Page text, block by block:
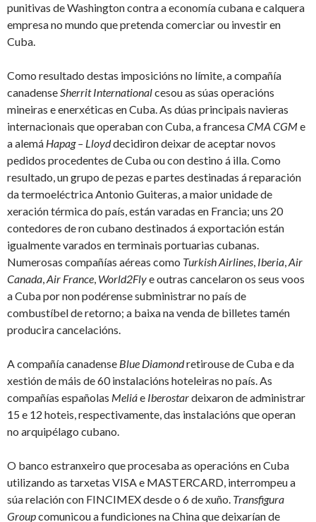
punitivas de Washington contra a economía cubana e calquera
empresa no mundo que pretenda comerciar ou investir en
Cuba.
Como resultado destas imposicións no límite, a compañía
canadenseSherrit Internationalcesou as súas operacións
mineiras e enerxéticas en Cuba. As dúas principais navieras
internacionais que operaban con Cuba, a francesaCMA CGMe
a alemá Hapag – Lloyddecidiron deixar de aceptar novos
pedidos procedentes de Cuba ou con destino á illa. Como
resultado, un grupo de pezas e partes destinadas á reparación
da termoeléctrica Antonio Guiteras, a maior unidade de
xeración térmica do país, están varadas en Francia; uns 20
contedores de ron cubano destinados á exportación están
igualmente varados en terminais portuarias cubanas.
Numerosas compañías aéreas como Turkish Airlines, Iberia,Air
Canada,Air France, World2Flye outras cancelaron os seus voos
a Cuba por non podérense subministrar no país de
combustíbel de retorno; a baixa na venda de billetes tamén
producira cancelacións.
A compañía canadense Blue Diamondretirouse de Cuba e da
xestión de máis de 60 instalacións hoteleiras no país. As
compañías españolas Meliáe Iberostardeixaron de administrar
15 e 12 hoteis, respectivamente, das instalacións que operan
no arquipélago cubano.
O banco estranxeiro que procesaba as operacións en Cuba
utilizando as tarxetas VISA e MASTERCARD, interrompeu a
súa relación con FINCIMEX desde o 6 de xuño. Transfigura
Groupcomunicou a fundiciones na China que deixarían de